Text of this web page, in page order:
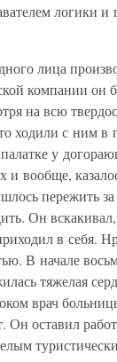
логики
лица
компании он
на всю
ходили с ним
у
и вообще,
пережить
Он
в себя.
В начале
тяжелая
врач
Он оставил